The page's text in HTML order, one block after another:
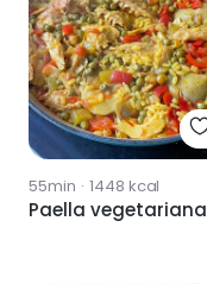
55min · 1448 kcal
Paella vegetariana